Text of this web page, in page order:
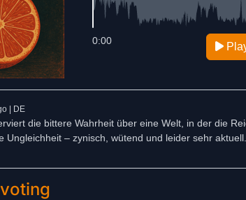
0:00
| DE
die bittere Wahrheit über eine Welt, in der die
Ungleichheit – zynisch, wütend und leider sehr aktuell.